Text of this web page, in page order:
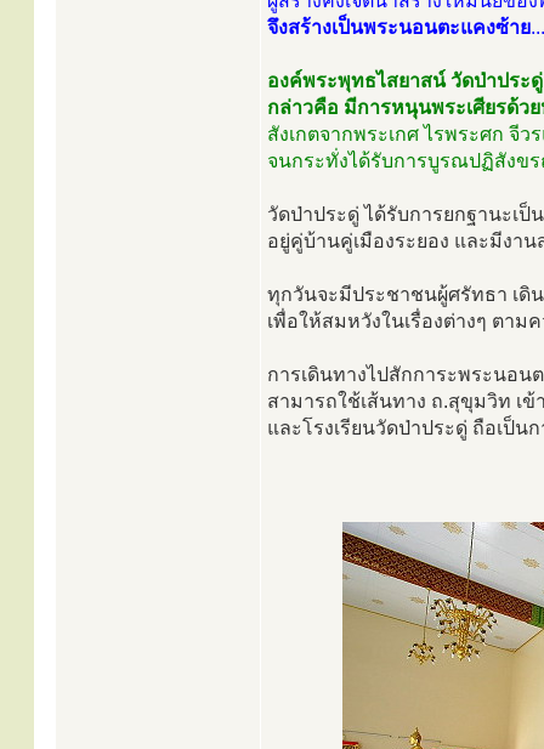
จึงสร้างเป็นพระนอนตะแคงซ้าย
องค์พระพุทธไสยาสน์ วัดป่าประ
กล่าวคือ มีการหนุนพระเศียรด้ว
สังเกตจากพระเกศ ไรพระศก จี
จนกระทั่งได้รับการบูรณปฏิสังข
วัดป่าประดู่ ได้รับการยกฐานะเป็
อยู่คู่บ้านคู่เมืองระยอง และมีงา
ทุกวันจะมีประชาชนผู้ศรัทธา เดิ
เพื่อให้สมหวังในเรื่องต่างๆ ตา
การเดินทางไปสักการะพระนอน
สามารถใช้เส้นทาง ถ.สุขุมวิท เข้
และโรงเรียนวัดป่าประดู่ ถือเป็น